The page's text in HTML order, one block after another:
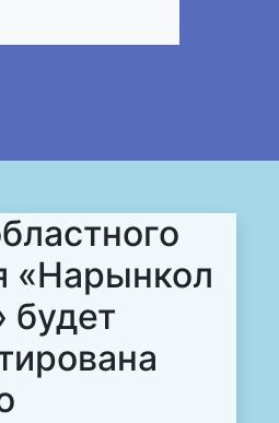
«Нарынкол
будет